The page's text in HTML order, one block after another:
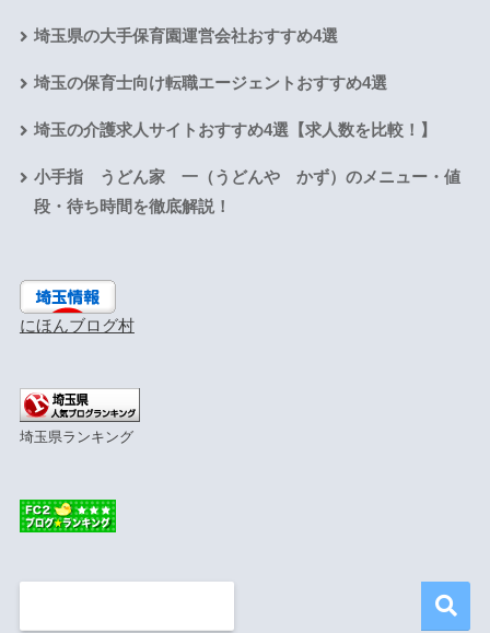
埼玉県の大手保育園運営会社おすすめ4選
埼玉の保育士向け転職エージェントおすすめ4選
埼玉の介護求人サイトおすすめ4選【求人数を比較！】
小手指 うどん家 一（うどんや かず）のメニュー・値
段・待ち時間を徹底解説！
にほんブログ村
埼玉県ランキング